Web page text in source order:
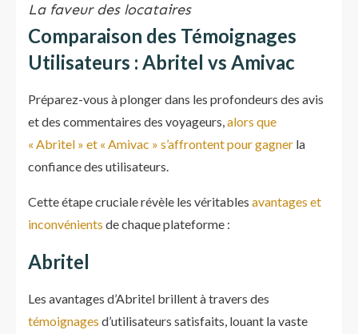
La faveur des locataires
Comparaison des Témoignages
Utilisateurs : Abritel vs Amivac
Préparez-vous à plonger dans les profondeurs des avis
et des commentaires des voyageurs,alors que
« Abritel » et « Amivac » s’affrontent pour gagner la
confiance des utilisateurs.
Cette étape cruciale révèle les véritables avantages et
inconvénients de chaque plateforme :
Abritel
Les avantages d’Abritel brillent à travers des
témoignages d’utilisateurs satisfaits, louant la vaste